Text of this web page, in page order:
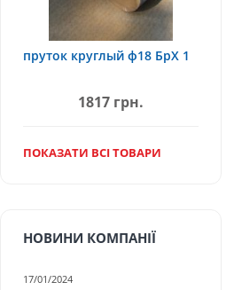
труба 9х0,2 12Х18Н10Т
пруток круглый ф18 БрХ 1
1817 грн.
ПОКАЗАТИ ВСІ ТОВАРИ
НОВИНИ КОМПАНІЇ
17/01/2024